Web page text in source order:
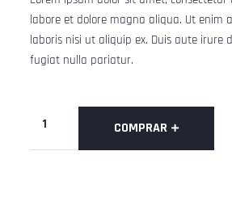
labore et dolore magna aliqua. Ut enim
laboris nisi ut aliquip ex. Duis aute irure
fugiat nulla pariatur.
COMPRAR